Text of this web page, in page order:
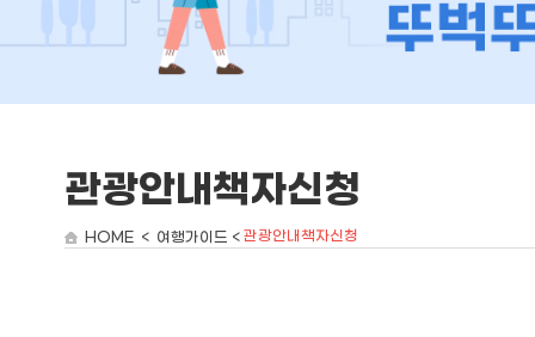
관광안내책자신청
HOME < 여행가이드 <관광안내책자신청